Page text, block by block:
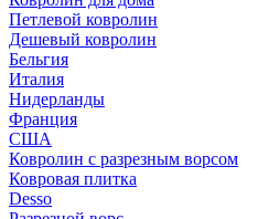
Петлевой ковролин
Дешевый ковролин
Бельгия
Италия
Нидерланды
Франция
США
Ковролин с разрезным ворсом
Ковровая плитка
Desso